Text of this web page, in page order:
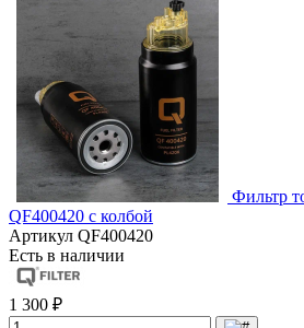
Фильтр
QF400420 с колбой
Артикул QF400420
Есть в наличии
1 300 ₽